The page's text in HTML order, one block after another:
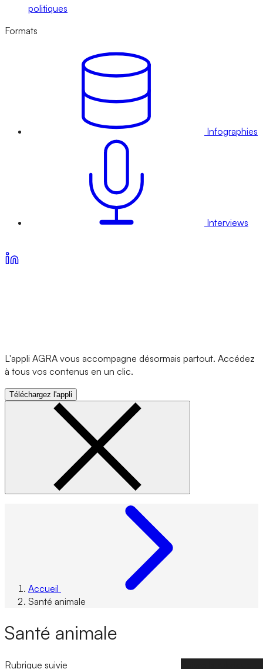
politiques
Formats
Infographies
Interviews
L'appli AGRA vous accompagne désormais partout. Accédez
à tous vos contenus en un clic.
Téléchargez l'appli
Accueil
Santé animale
Santé animale
Rubrique suivie